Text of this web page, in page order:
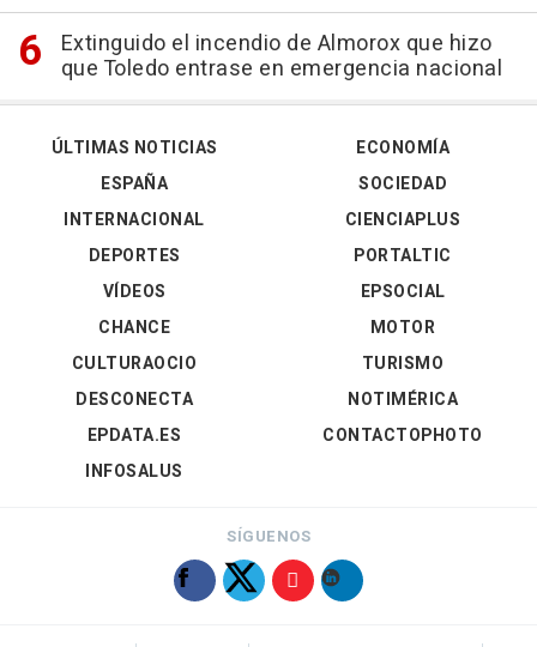
Extinguido el incendio de Almorox que hizo
que Toledo entrase en emergencia nacional
ÚLTIMAS NOTICIAS
ESPAÑA
INTERNACIONAL
DEPORTES
VÍDEOS
ECONOMÍA
SOCIEDAD
CIENCIAPLUS
PORTALTIC
EPSOCIAL
CHANCE
CULTURAOCIO
DESCONECTA
EPDATA.ES
INFOSALUS
MOTOR
TURISMO
NOTIMÉRICA
CONTACTOPHOTO
SÍGUENOS